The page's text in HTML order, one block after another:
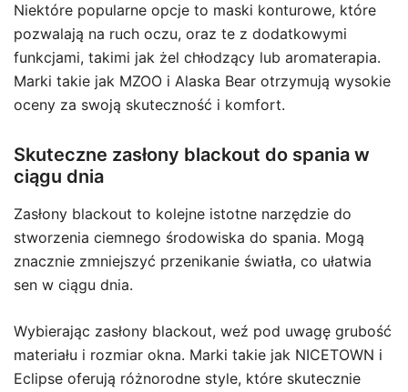
Niektóre popularne opcje to maski konturowe, które
pozwalają na ruch oczu, oraz te z dodatkowymi
funkcjami, takimi jak żel chłodzący lub aromaterapia.
Marki takie jak MZOO i Alaska Bear otrzymują wysokie
oceny za swoją skuteczność i komfort.
Skuteczne zasłony blackout do spania w
ciągu dnia
Zasłony blackout to kolejne istotne narzędzie do
stworzenia ciemnego środowiska do spania. Mogą
znacznie zmniejszyć przenikanie światła, co ułatwia
sen w ciągu dnia.
Wybierając zasłony blackout, weź pod uwagę grubość
materiału i rozmiar okna. Marki takie jak NICETOWN i
Eclipse oferują różnorodne style, które skutecznie